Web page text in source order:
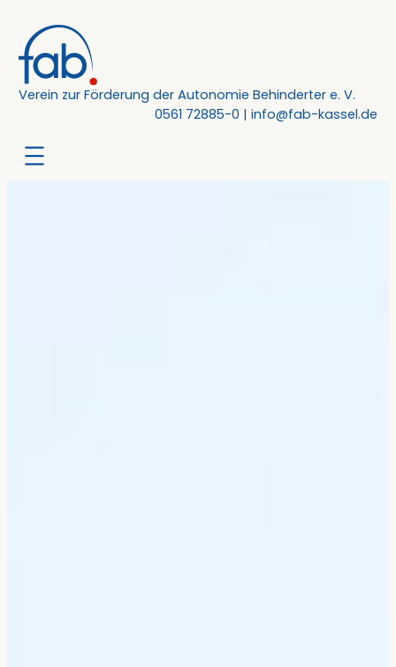
Inhalt
springen
Verein zur Förderung der Autonomie Behinderter e. V.
0561 72885-0 | info@fab-kassel.de